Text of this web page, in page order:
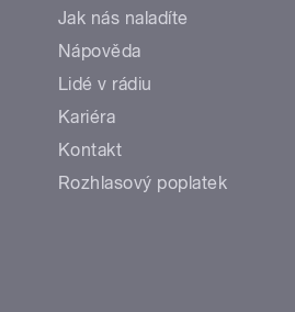
Jak nás naladíte
Nápověda
Lidé v rádiu
Kariéra
Kontakt
Rozhlasový poplatek